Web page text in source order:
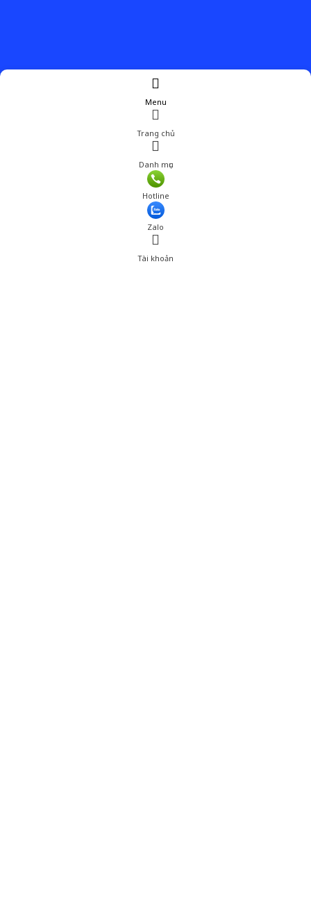
Menu
Trang chủ
Danh mục
Hotline
Zalo
Tài khoản